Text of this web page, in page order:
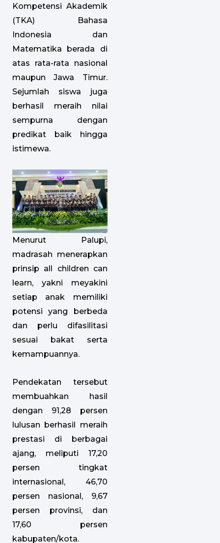
Kompetensi Akademik
(TKA) Bahasa
Indonesia dan
Matematika berada di
atas rata-rata nasional
maupun Jawa Timur.
Sejumlah siswa juga
berhasil meraih nilai
sempurna dengan
predikat baik hingga
istimewa.
Menurut Palupi,
madrasah menerapkan
prinsip all children can
learn, yakni meyakini
setiap anak memiliki
potensi yang berbeda
dan perlu difasilitasi
sesuai bakat serta
kemampuannya.
Pendekatan tersebut
membuahkan hasil
dengan 91,28 persen
lulusan berhasil meraih
prestasi di berbagai
ajang, meliputi 17,20
persen tingkat
internasional, 46,70
persen nasional, 9,67
persen provinsi, dan
17,60 persen
kabupaten/kota.